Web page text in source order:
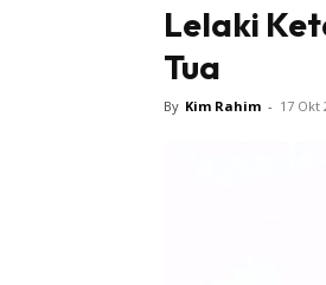
Lelaki
Tua
By Kim Rahim - 17 Okt